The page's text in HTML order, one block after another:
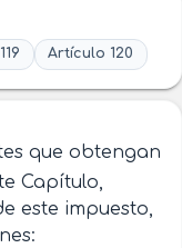
Artículo 120
que obtengan
Capítulo,
este impuesto,